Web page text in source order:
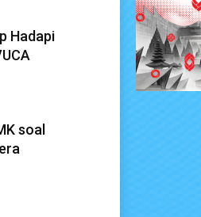
Hadapi
soal